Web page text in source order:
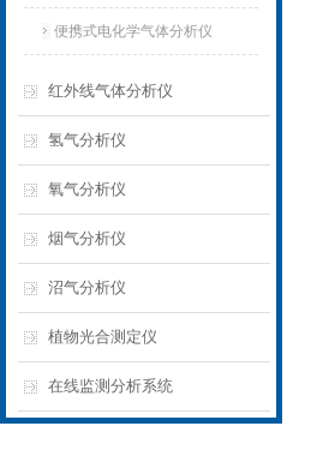
分析仪
便携式电化学气体分析仪
红外线气体分析仪
氢气分析仪
氧气分析仪
烟气分析仪
沼气分析仪
植物光合测定仪
在线监测分析系统